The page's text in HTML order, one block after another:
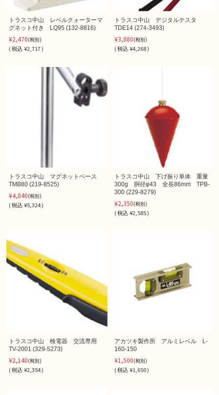
トラスコ中山 レベルクォーターマ
グネット付き LQ95 (132-8816)
¥2,470(税別)
(税込¥2,717 )
トラスコ中山 デジタルテスタ
TDE14 (274-3493)
¥3,880(税別)
(税込 ¥4,268 )
トラスコ中山 マグネットベース
TMB80 (219-8525)
¥4,840(税別)
(税込¥5,324 )
トラスコ中山 下げ振り単体 重量
300g 胴径φ43 全長86mm TPB-
300 (229-8279)
¥2,350(税別)
(税込 ¥2,585 )
トラスコ中山 検電器 交流専用
TV-2001 (329-5273)
¥2,140(税別)
(税込¥2,354 )
アカツキ製作所 アルミレベル L-
160-150
¥1,500(税別)
(税込 ¥1,650 )